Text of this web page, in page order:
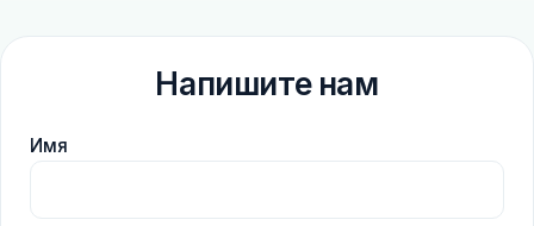
Напишите нам
Имя